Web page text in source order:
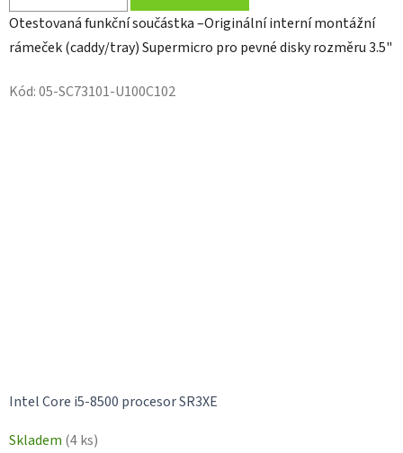
Otestovaná funkční součástka –Originální interní montážní
rámeček (caddy/tray) Supermicro pro pevné disky rozměru 3.5"
Kód:05-SC73101-U100C102
Intel Core i5-8500 procesor SR3XE
Skladem (4 ks)